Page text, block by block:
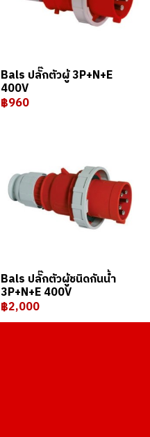
Bals ปลั๊กตัวผู้ 3P+N+E
400V
฿960
Bals ปลั๊กตัวผู้ชนิดกันน้ำ
3P+N+E 400V
฿2,000